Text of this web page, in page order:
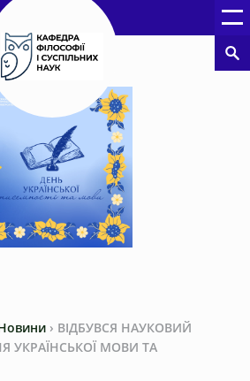
› ВІДБУВСЯ НАУКОВИЙ
УКРАЇНСЬКОЇ МОВИ ТА